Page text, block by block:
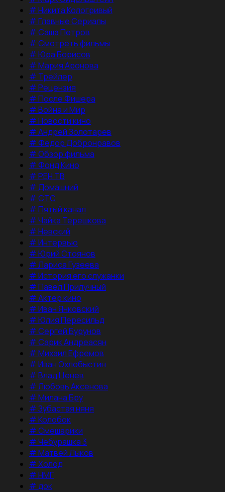
#Никита Кологривый
#Главные Сериалы
#Саша Петров
#Смотреть фильмы
#Юра Борисов
#Мария Аронова
# Трейлер
#Рецензия
#После Фишера
#Война и Мир
#Новости кино
#Андрей Золотарев
#Федор Добронравов
#Обзор фильма
#Фонд Кино
#РЕН ТВ
#Домашний
#СТС
#Пятый канал
#Чайка Терешкова
#Невский
#Интервью
#Юрий Стоянов
#Лариса Гузеева
#История его служанки
#Павел Прилучный
#Актер кино
#Иван Янковский
#Юлия Пересильд
#Сергей Бурунов
#Сарик Андреасян
#Михаил Ефремов
#Иван Охлобыстин
#Влад Ценев
#Любовь Аксенова
#Милана Бру
#Зубастая няня
#Колобок
#Смешарики
#Чебурашка 3
#Матвей Лыков
#Холод
#НМГ
#док